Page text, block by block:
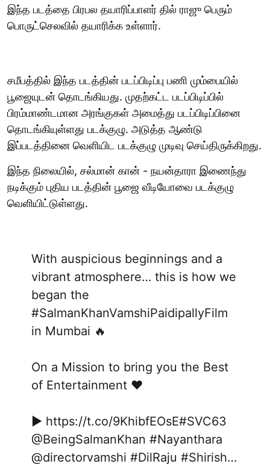
இந்த படத்தை பிரபல தயாரிப்பாளர் தில் ராஜு பெரும்
பொருட்செலவில் தயாரிக்க உள்ளார்.
சமீபத்தில் இந்த படத்தின் படப்பிடிப்பு பணி மும்பையில்
பூஜையுடன் தொடங்கியது. முதற்கட்ட படப்பிடிப்பில்
பிரம்மாண்டமான அரங்குகள் அமைத்து படப்பிடிப்பினை
தொடங்கியுள்ளது படக்குழு. அடுத்த ஆண்டு
இப்படத்தினை வெளியிட படக்குழு முடிவு செய்திருக்கிறது.
இந்த நிலையில், சல்மான் கான் - நயன்தாரா இணைந்து
நடிக்கும் புதிய படத்தின் பூஜை வீடியோவை படக்குழு
வெளியிட்டுள்ளது.
With auspicious beginnings and a
vibrant atmosphere… this is how we
began the
#SalmanKhanVamshiPaidipallyFilm
in Mumbai 🔥
On a Mission to bring you the Best
of Entertainment ❤️
▶️ https://t.co/9KhibfEOsE#SVC63
@BeingSalmanKhan #Nayanthara
@directorvamshi #DilRaju #Shirish…